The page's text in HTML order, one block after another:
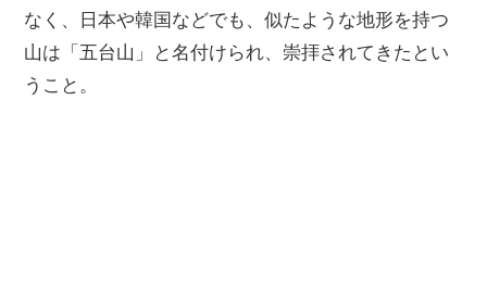
なく、日本や韓国などでも、似たような地形を持つ
山は「五台山」と名付けられ、崇拝されてきたとい
うこと。